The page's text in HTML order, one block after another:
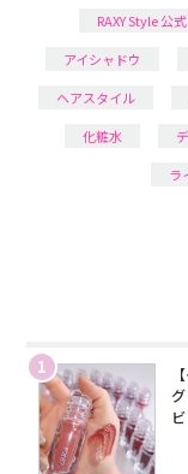
RAXY Style 公
アイシャドウ
ヘアスタイル
化粧水
ラ
1